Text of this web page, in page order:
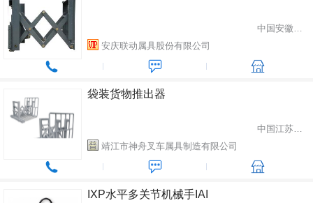
中国安徽省安庆市
安庆联动属具股份有限公司
袋装货物推出器
中国江苏省靖江市
靖江市神舟叉车属具制造有限公司
IXP水平多关节机械手IAI